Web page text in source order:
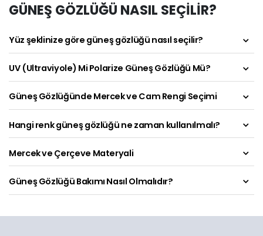
GÜNEŞ GÖZLÜĞÜ NASIL SEÇİLİR?
Yüz şeklinize göre güneş gözlüğü nasıl seçilir?
UV (Ultraviyole) Mi Polarize Güneş Gözlüğü Mü?
Güneş Gözlüğünde Mercek ve Cam Rengi Seçimi
Hangi renk güneş gözlüğü ne zaman kullanılmalı?
Mercek ve Çerçeve Materyali
Güneş Gözlüğü Bakımı Nasıl Olmalıdır?